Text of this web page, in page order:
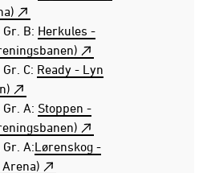
B: Herkules -
C: Ready - Lyn
A: Stoppen -
A:Lørenskog -
Arena)